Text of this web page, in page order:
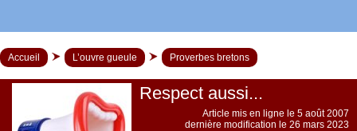
Accueil L’ouvre gueule Proverbes bretons
Respect aussi...
Article mis en ligne le 5 août 2007
dernière modification le 26 mars 2023